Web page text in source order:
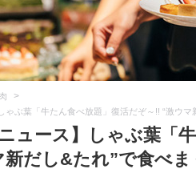
>
ゃぶ葉「牛たん食べ放題」復活だぞ～!! “激ウマ
ニュース】しゃぶ葉「
新だし&たれ”で食べ